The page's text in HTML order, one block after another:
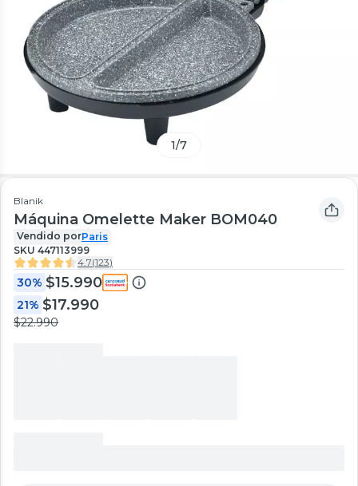
1/7
Blanik
Máquina Omelette Maker BOM040
Vendido porParis
SKU 447113999
4.7(123)
30% $15.990
21% $17.990
$22.990